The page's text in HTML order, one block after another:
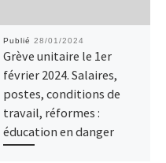
Publié 28/01/2024
Grève unitaire le 1er
février 2024. Salaires,
postes, conditions de
travail, réformes :
éducation en danger